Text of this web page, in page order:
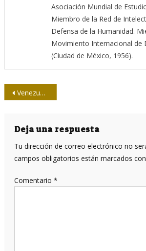
Asociación Mundial de
Miembro de la Red de
Defensa de la Humanidad.
Movimiento Internacional de
(Ciudad de México, 1956).
Navegación
entradas
Venezuela: La “amenaza” que conoció Bertha Mojena
Deja una respuesta
Tu dirección de correo electrónico no
campos obligatorios están marcados con
Comentario *